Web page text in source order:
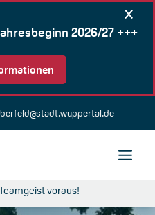
voraus!
2026/27 +++
×